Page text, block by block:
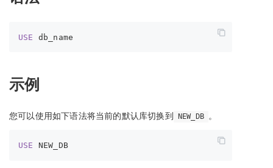
USE
示例
您可以使用如下语法将当前的默认库切换到 NEW_DB 。
USE